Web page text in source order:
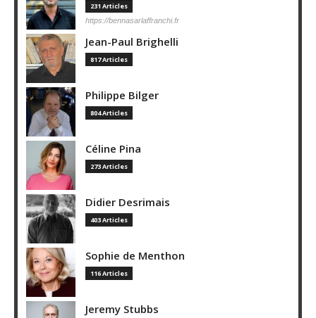
231 Articles
https://bennasarlaffranchi.fr
Jean-Paul Brighelli
817 Articles
Philippe Bilger
804 Articles
Céline Pina
273 Articles
Didier Desrimais
403 Articles
Sophie de Menthon
116 Articles
Jeremy Stubbs